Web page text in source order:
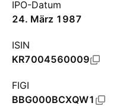
IPO-Datum
24. März 1987
ISIN
KR7004560009
FIGI
BBG000BCXQW1